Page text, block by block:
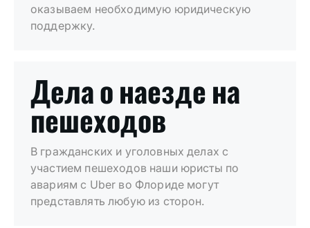
оказываем необходимую юридическую
поддержку.
Дела о наезде на
пешеходов
В гражданских и уголовных делах с
участием пешеходов наши юристы по
авариям с Uber во Флориде могут
представлять любую из сторон.